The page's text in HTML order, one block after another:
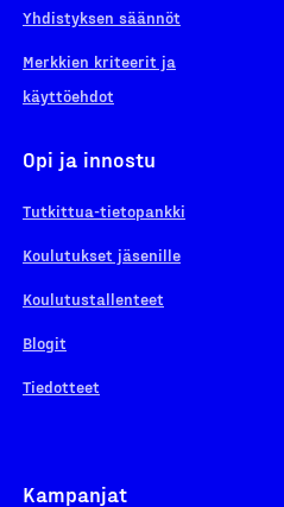
Yhdistyksen säännöt
Merkkien kriteerit ja
käyttöehdot
Opi ja innostu
Tutkittua-tietopankki
Koulutukset jäsenille
Koulutustallenteet
Blogit
Tiedotteet
Kampanjat